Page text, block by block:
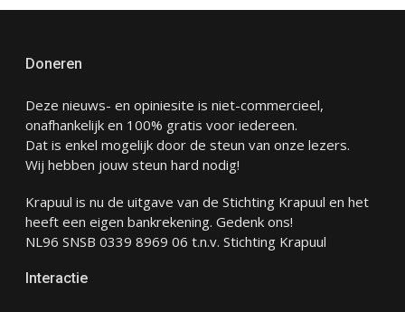
Doneren
Deze nieuws- en opiniesite is niet-commercieel,
onafhankelijk en 100% gratis voor iedereen.
Dat is enkel mogelijk door de steun van onze lezers.
Wij hebben jouw steun hard nodig!
Krapuul is nu de uitgave van de Stichting Krapuul en het
heeft een eigen bankrekening. Gedenk ons!
NL96 SNSB 0339 8969 06 t.n.v. Stichting Krapuul
Interactie